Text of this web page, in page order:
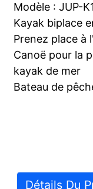
Modèle : JUP-
Kayak biplace
Prenez place à
Canoë pour la
kayak de mer
Bateau de
Détails Du